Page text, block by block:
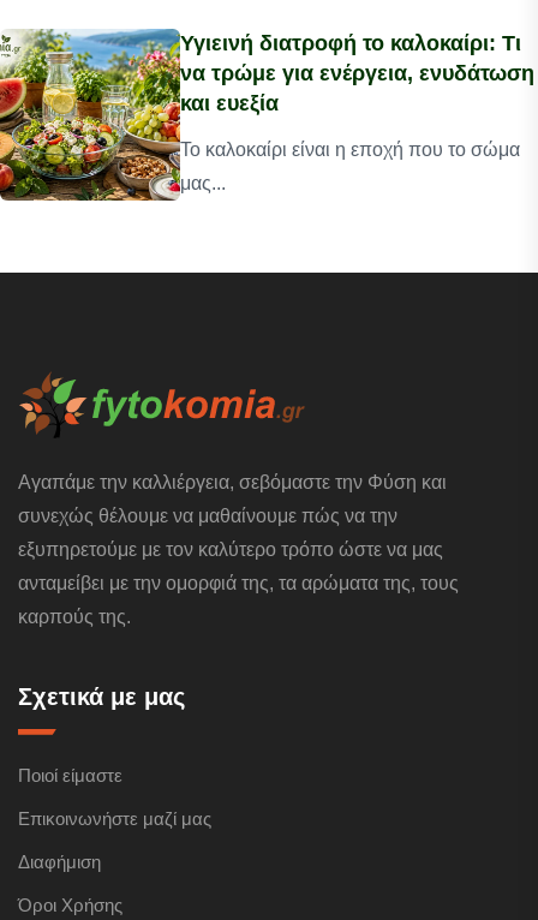
Υγιεινή διατροφή το καλοκαίρι: Τι
να τρώμε για ενέργεια, ενυδάτωση
και ευεξία
Το καλοκαίρι είναι η εποχή που το σώμα
μας...
Αγαπάμε την καλλιέργεια, σεβόμαστε την Φύση και
συνεχώς θέλουμε να μαθαίνουμε πώς να την
εξυπηρετούμε με τον καλύτερο τρόπο ώστε να μας
ανταμείβει με την ομορφιά της, τα αρώματα της, τους
καρπούς της.
Σχετικά με μας
Ποιοί είμαστε
Επικοινωνήστε μαζί μας
Διαφήμιση
Όροι Χρήσης